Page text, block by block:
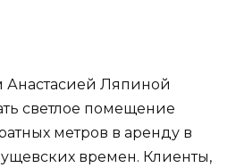
Ляпиной
светлое помещение
метров в аренду в
времен. Клиенты,